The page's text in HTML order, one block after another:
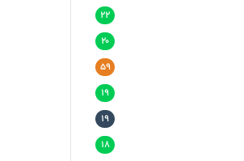
۲۲
۲۰
۵۹
۱۹
۱۹
۱۸